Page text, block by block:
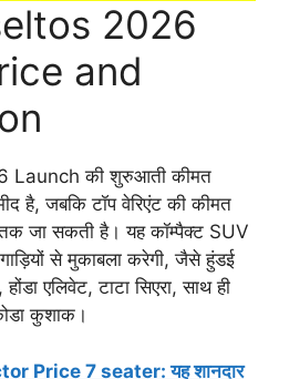
2026
and
Launch की शुरुआती कीमत
है, जबकि टॉप वेरिएंट की कीमत
जा सकती है। यह कॉम्पैक्ट SUV
से मुकाबला करेगी, जैसे हुंडई
एलिवेट, टाटा सिएरा, साथ ही
कुशाक।
Price 7 seater: यह शानदार